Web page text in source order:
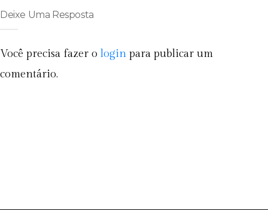
Deixe Uma Resposta
Você precisa fazer o login para publicar um
comentário.